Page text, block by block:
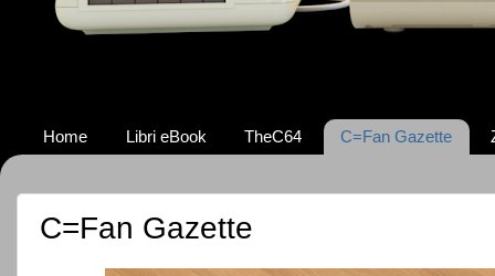
Home Libri eBook TheC64 C=Fan Gazette
C=Fan Gazette